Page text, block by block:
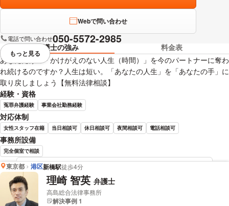
Webで問い合わせ
電話で問い合わせ050-5572-2985
弁護士の強み
料金表
あなただけの「かけがえのない人生（時間）」を今のパートナーに奪わ
れ続けるのですか？人生は短い。「あなたの人生」を「あなたの手」に
取り戻しましょう【無料法律相談】
経験・資格
冤罪弁護経験 事業会社勤務経験
対応体制
女性スタッフ在籍 当日相談可 休日相談可 夜間相談可 電話相談可
事務所設備
完全個室で相談
鈴木 祥平 弁護士の詳細情報を見る
視覚的に省略されている要素を
もっと見る
東京都 港区新橋駅徒歩4分
理崎 智英 弁護士
高島総合法律事務所
解決事例 1